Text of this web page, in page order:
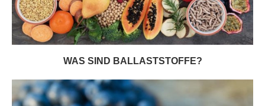
WAS SIND BALLASTSTOFFE?